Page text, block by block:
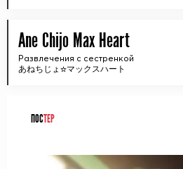
Выберите одну категорию
Ane Chijo Max Heart
Развлечения с сестренкой
あねちじょ☆マックスハート
ПОСТЕР